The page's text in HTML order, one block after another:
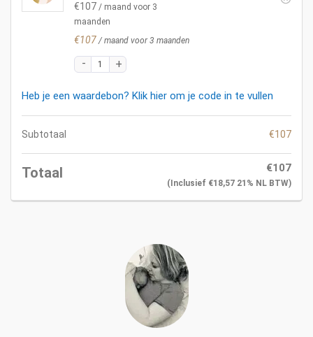
€107 / maand voor 3
maanden
€107 / maand voor 3 maanden
Heb je een waardebon? Klik hier om je code in te vullen
Subtotaal €107
Totaal €107
(inclusief €18,57 21% NL BTW)